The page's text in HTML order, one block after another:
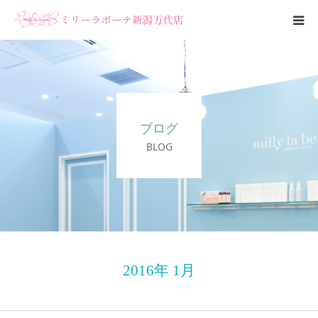
ブログ
BLOG
2016年 1月
エステメニュー
ブライダルエステ
サロン案内